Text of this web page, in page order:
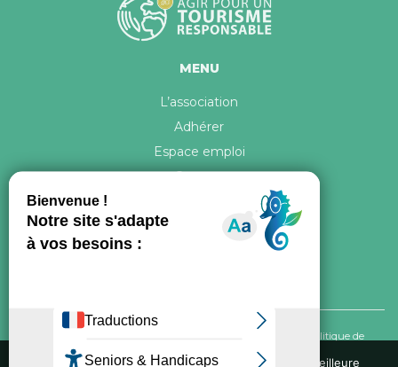
MENU
L’association
Adhérer
Espace emploi
Contact
Politique de
confidentialité
Nous utilisons des cookies pour vous garantir la meilleure